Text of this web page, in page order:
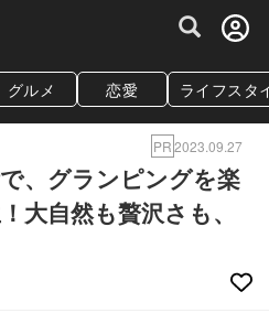
情報・プレミアムレストラン予約
グルメ 恋愛 ライフスタ
PR2023.09.27
、グランピングを楽
大自然も贅沢さも、